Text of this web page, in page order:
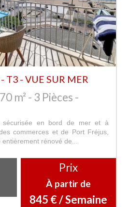
T3 - VUE SUR MER
m² - 3 Pièces -
sécurisée en bord de mer et à
commerces et de Port Fréjus,
rénové de...
Prix
À partir de
845 € / Semaine